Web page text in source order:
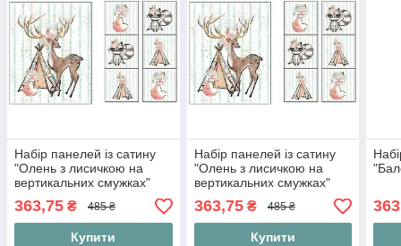
Набір панелей із сатину
"Олень з лисичкою на
вертикальних смужках"
363,75 ₴ 485 ₴
Купити
Набір панелей із сатину
"Олень з лисичкою на
вертикальних смужках"
363,75₴ 485 ₴
Купити